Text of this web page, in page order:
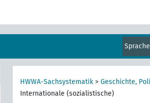
HWWA-Sachsystematik > Geschichte,
Internationale (sozialistische)